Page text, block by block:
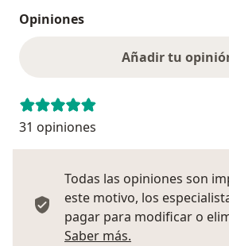
Opiniones
Añadir tu
31 opiniones
Todas las opiniones son
este motivo, los
pagar para modificar o
Saber más.